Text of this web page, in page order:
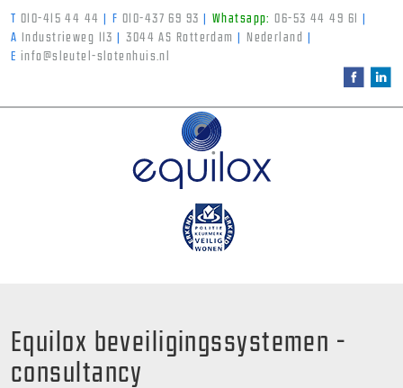
010-415 44 44 F 010-437 69 93 Whatsapp: 06-53 44 49 61
A
Industrieweg 113 3044 AS Rotterdam Nederland
E info@sleutel-slotenhuis.nl
Equilox beveiligingssystemen -
consultancy